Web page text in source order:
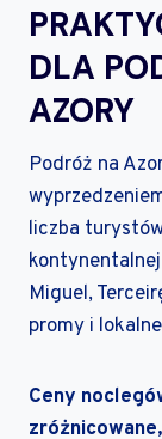
DLA
AZORY
Podróż na
liczba
Miguel,
promy i
Ceny